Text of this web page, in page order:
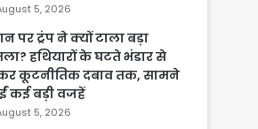
5, 2026
पर ट्रंप ने क्यों टाला बड़ा
हथियारों के घटते भंडार से
कूटनीतिक दबाव तक, सामने
कई बड़ी वजहें
5, 2026